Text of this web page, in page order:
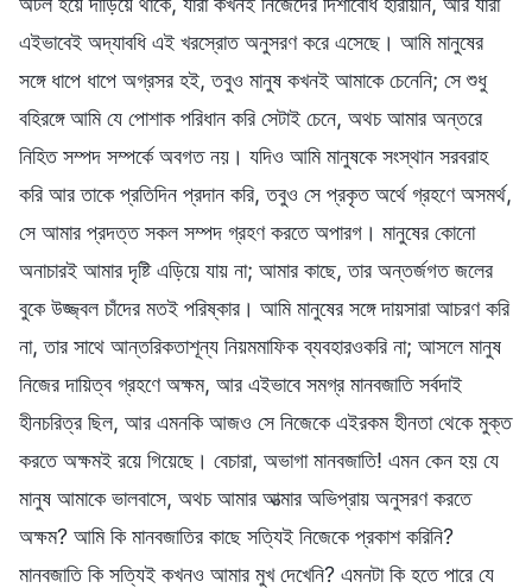
এইভাবেই অদ্যাবধি এই খরস্রোত অনুসরণ করে এসেছে। আমি মানুষের
সঙ্গে ধাপে ধাপে অগ্রসর হই, তবুও মানুষ কখনই আমাকে চেনেনি; সে শুধু
বহিরঙ্গে আমি যে পোশাক পরিধান করি সেটাই চেনে, অথচ আমার অন্তরে
নিহিত সম্পদ সম্পর্কে অবগত নয়। যদিও আমি মানুষকে সংস্থান সরবরাহ
করি আর তাকে প্রতিদিন প্রদান করি, তবুও সে প্রকৃত অর্থে গ্রহণে অসমর্থ,
সে আমার প্রদত্ত সকল সম্পদ গ্রহণ করতে অপারগ। মানুষের কোনো
অনাচারই আমার দৃষ্টি এড়িয়ে যায় না; আমার কাছে, তার অন্তর্জগত জলের
বুকে উজ্জ্বল চাঁদের মতই পরিষ্কার। আমি মানুষের সঙ্গে দায়সারা আচরণ করি
না, তার সাথে আন্তরিকতাশূন্য নিয়মমাফিক ব্যবহারওকরি না; আসলে মানুষ
নিজের দায়িত্ব গ্রহণে অক্ষম, আর এইভাবে সমগ্র মানবজাতি সর্বদাই
হীনচরিত্র ছিল, আর এমনকি আজও সে নিজেকে এইরকম হীনতা থেকে মুক্ত
করতে অক্ষমই রয়ে গিয়েছে। বেচারা, অভাগা মানবজাতি! এমন কেন হয় যে
মানুষ আমাকে ভালবাসে, অথচ আমার আত্মার অভিপ্রায় অনুসরণ করতে
অক্ষম? আমি কি মানবজাতির কাছে সত্যিই নিজেকে প্রকাশ করিনি?
মানবজাতি কি সত্যিই কখনও আমার মুখ দেখেনি? এমনটা কি হতে পারে যে